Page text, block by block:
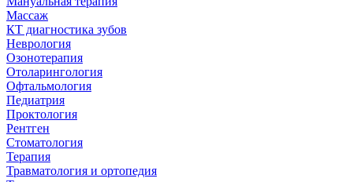
Массаж
КТ диагностика зубов
Неврология
Озонотерапия
Отоларингология
Офтальмология
Педиатрия
Проктология
Рентген
Стоматология
Терапия
Травматология и ортопедия